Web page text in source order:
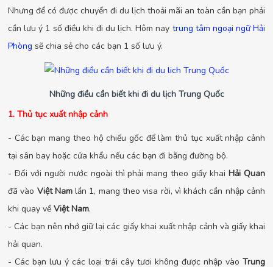
Nhưng để có được chuyến đi du lịch thoải mãi an toàn cần bạn phải
cần lưu ý 1 số điều khi đi du lịch. Hôm nay trung tâm ngoại ngữ Hải
Phòng sẽ chia sẻ cho các bạn 1 số lưu ý.
Những điều cần biết khi đi du lịch Trung Quốc
1. Thủ tục xuất nhập cảnh
- Các bạn mang theo hộ chiếu gốc để làm thủ tục xuất nhập cảnh
tại sân bay hoặc cửa khẩu nếu các bạn đi bằng đường bộ.
- Ðối với người nước ngoài thì phải mang theo giấy khaiHải Quan
đã vào Việt Namlần 1, mang theo visa rời, vì khách cần nhập cảnh
khi quay về Việt Nam.
- Các bạn nên nhớ giữ lại các giấy khai xuất nhập cảnh và giấy khai
hải quan.
- Các bạn lưu ý các loại trái cây tươi không được nhập vào Trung